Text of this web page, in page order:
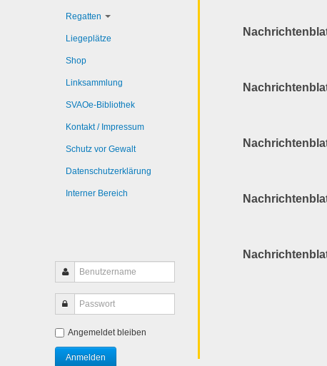
Regatten
Liegeplätze
Shop
Linksammlung
SVAOe-Bibliothek
Kontakt / Impressum
Schutz vor Gewalt
Datenschutzerklärung
Interner Bereich
Angemeldet bleiben